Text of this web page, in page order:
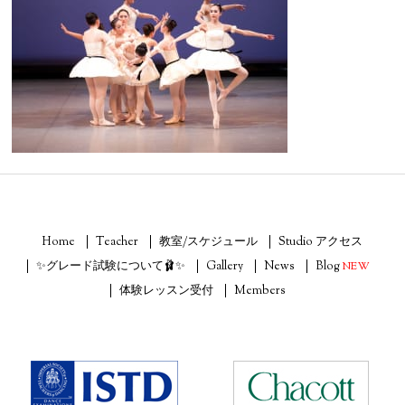
Home Teacher 教室/スケジュール
Studio アクセス
✨グレード試験について🩰✨
Gallery News BlogNEW
体験レッスン受付
Members